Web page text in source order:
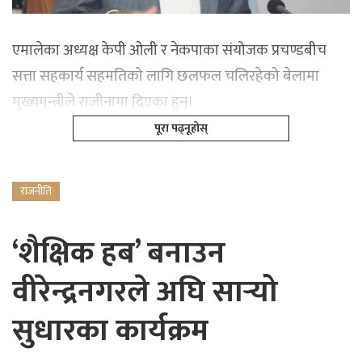
एमालेका अध्यक्ष केपी ओली र नेकपाका संयोजक प्रचण्डबीच
सत्ता सहकार्य सहमतिको लागि छलफल चलिरहेको बेलामा
मुख्यमन्त्रीले राजीनामा दिएका हुन्।
पूरा पढ्नूहोस्
राजनीति
‘शैक्षिक हब’ बनाउन
वीरेन्द्रनगरले अघि सार्‍यो
सुधारका कार्यक्रम